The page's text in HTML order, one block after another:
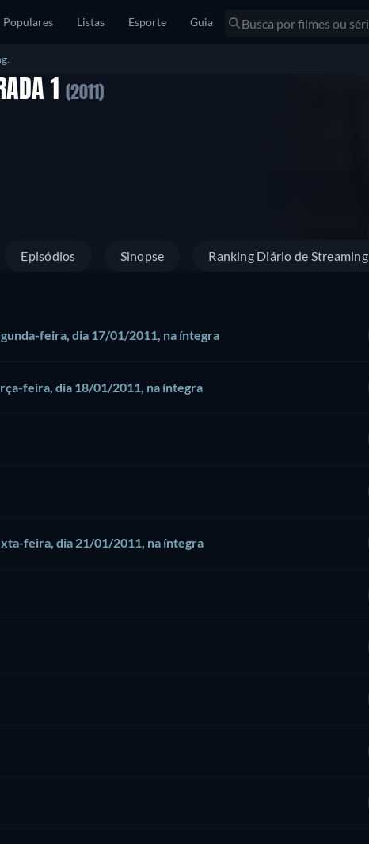
Populares Listas Esporte Guia
1 (2011)
Episódios Sinopse Ranking Diário de Streaming
feira, dia 17/01/2011, na íntegra
feira, dia 18/01/2011, na íntegra
feira, dia 21/01/2011, na íntegra